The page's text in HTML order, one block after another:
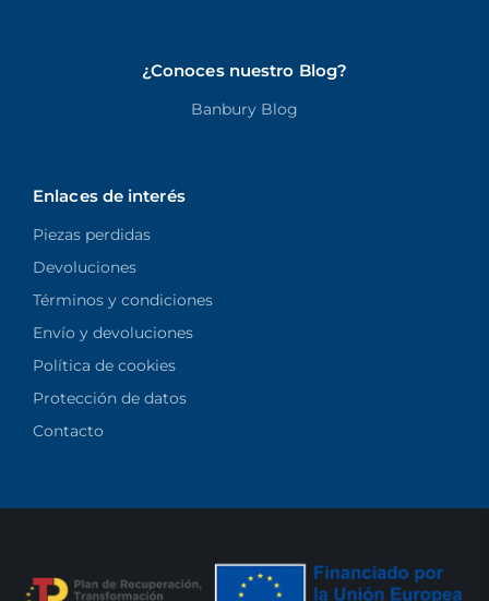
¿Conoces nuestro Blog?
Banbury Blog
Enlaces de interés
Piezas perdidas
Devoluciones
Términos y condiciones
Envío y devoluciones
Política de cookies
Protección de datos
Contacto